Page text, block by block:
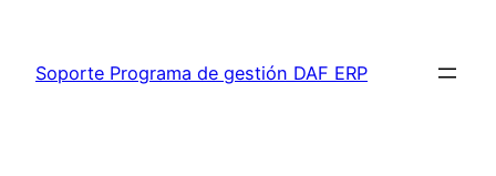
contenido
Soporte Programa de gestión DAF ERP